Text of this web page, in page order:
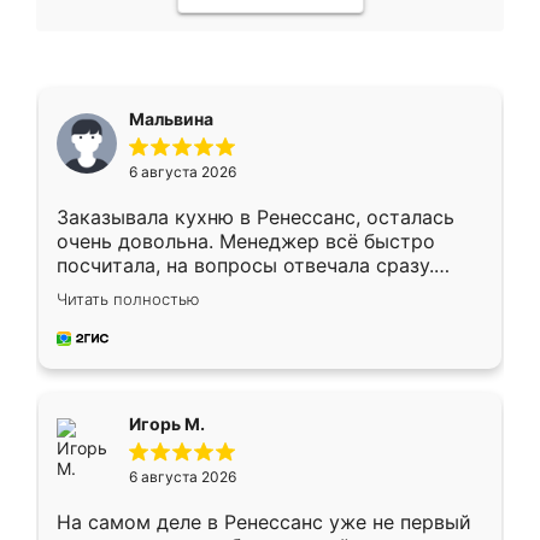
Мальвина
6 августа 2026
Заказывала кухню в Ренессанс, осталась
очень довольна. Менеджер всё быстро
посчитала, на вопросы отвечала сразу.
Замерщик приехал в субботу, подошёл к
делу со всей ответственностью. Собрали
за день, ребята работали аккуратно, даже
Читать полностью
Игорь М.
6 августа 2026
На самом деле в Ренессанс уже не первый